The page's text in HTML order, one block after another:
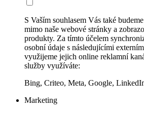
S Vaším souhlasem Vás také
mimo naše webové stránky a
produkty. Za tímto účelem
osobní údaje s následujícími
využijeme jejich online reklamní
služby využíváte:
Bing, Criteo, Meta, Google,
Marketing